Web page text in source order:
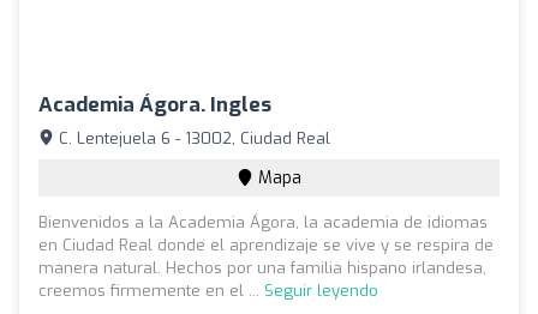
Academia Ágora. Ingles
C. Lentejuela 6 - 13002, Ciudad Real
Mapa
Bienvenidos a la Academia Ágora, la academia de idiomas
en Ciudad Real donde el aprendizaje se vive y se respira de
manera natural. Hechos por una familia hispano irlandesa,
creemos firmemente en el ... Seguir leyendo